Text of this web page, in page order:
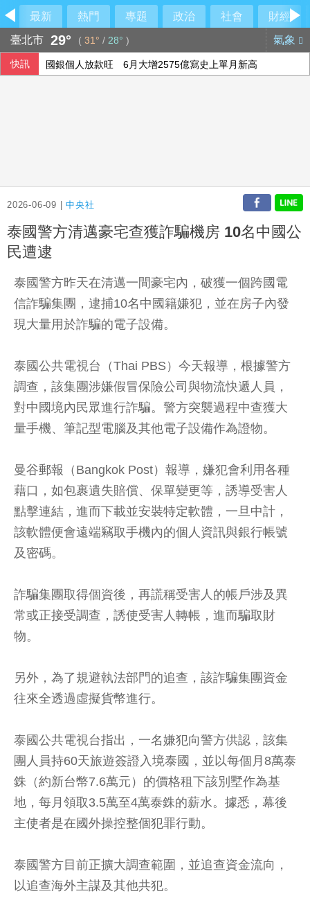
最新 熱門 專題 政治 社會
財經
臺北市 29° ( 31° / 28° ) 氣象
快訊 國銀個人放款旺 6月大增2575億寫史上單月新高
2026-06-09 |中央社
泰國警方清邁豪宅查獲詐騙機房 10名中國公
民遭逮
泰國警方昨天在清邁一間豪宅內，破獲一個跨國電
信詐騙集團，逮捕10名中國籍嫌犯，並在房子內發
現大量用於詐騙的電子設備。
泰國公共電視台（Thai PBS）今天報導，根據警方
調查，該集團涉嫌假冒保險公司與物流快遞人員，
對中國境內民眾進行詐騙。警方突襲過程中查獲大
量手機、筆記型電腦及其他電子設備作為證物。
曼谷郵報（Bangkok Post）報導，嫌犯會利用各種
藉口，如包裹遺失賠償、保單變更等，誘導受害人
點擊連結，進而下載並安裝特定軟體，一旦中計，
該軟體便會遠端竊取手機內的個人資訊與銀行帳號
及密碼。
詐騙集團取得個資後，再謊稱受害人的帳戶涉及異
常或正接受調查，誘使受害人轉帳，進而騙取財
物。
另外，為了規避執法部門的追查，該詐騙集團資金
往來全透過虛擬貨幣進行。
泰國公共電視台指出，一名嫌犯向警方供認，該集
團人員持60天旅遊簽證入境泰國，並以每個月8萬泰
銖（約新台幣7.6萬元）的價格租下該別墅作為基
地，每月領取3.5萬至4萬泰銖的薪水。據悉，幕後
主使者是在國外操控整個犯罪行動。
泰國警方目前正擴大調查範圍，並追查資金流向，
以追查海外主謀及其他共犯。